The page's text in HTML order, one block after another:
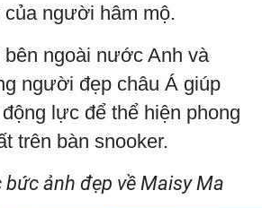
người hâm mộ.
ngoài nước Anh và
người đẹp châu Á giúp
lực để thể hiện phong
trên bàn snooker.
ảnh đẹp về Maisy Ma